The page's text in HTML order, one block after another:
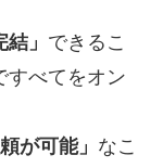
」 できるこ
すべてをオン
が可能」 なこ